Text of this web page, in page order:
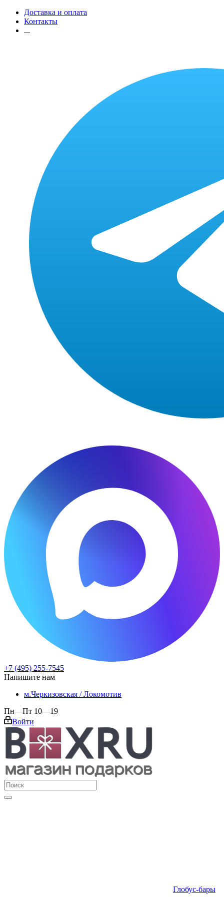
Доставка и оплата
Контакты
...
+7 (495) 255-7545
Напишите нам
м.Черкизовская / Локомотив
Пн—Пт 10—19
Войти
Глобус-бары